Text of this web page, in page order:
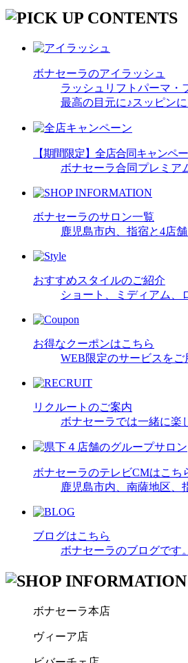
ボナセーラのアイラッシュ
ラッシュリフトパーマ・
最高の目元に♪スッピン
【期間限定】全店合同キャンペ
ボナセーラ合同プレミア
ボナセーラのサロン一覧
鹿児島市内、指宿と4店
おすすめスタイルのご紹介
ショート、ミディアム、
お得なクーポンはこちら
WEB限定のサービスを
リクルートのご案内
ボナセーラでは一緒に楽
ボナセーラのテレビCMはこち
鹿児島市内、南薩地区
ブログはこちら
ボナセーラのブログです
ボナセーラ本店
ヴィーア店